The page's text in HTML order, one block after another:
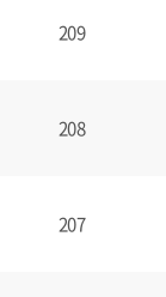
209
208
207